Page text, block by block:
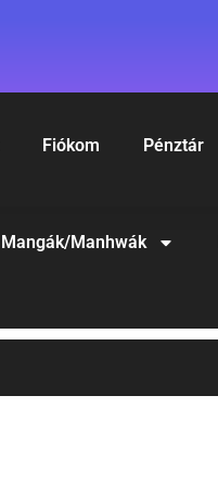
Fiókom Pénztár
Mangák/Manhwák